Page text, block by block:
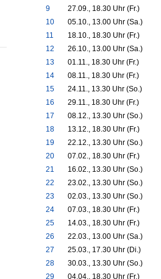
9
27.09., 18.30 Uhr (Fr.)
10
05.10., 13.00 Uhr (Sa.)
11
18.10., 18.30 Uhr (Fr.)
12
26.10., 13.00 Uhr (Sa.)
13
01.11., 18.30 Uhr (Fr.)
14
08.11., 18.30 Uhr (Fr.)
15
24.11., 13.30 Uhr (So.)
16
29.11., 18.30 Uhr (Fr.)
17
08.12., 13.30 Uhr (So.)
18
13.12., 18.30 Uhr (Fr.)
19
22.12., 13.30 Uhr (So.)
20
07.02., 18.30 Uhr (Fr.)
21
16.02., 13.30 Uhr (So.)
22
23.02., 13.30 Uhr (So.)
23
02.03., 13.30 Uhr (So.)
24
07.03., 18.30 Uhr (Fr.)
25
14.03., 18.30 Uhr (Fr.)
26
22.03., 13.00 Uhr (Sa.)
27
25.03., 17.30 Uhr (Di.)
28
30.03., 13.30 Uhr (So.)
29
04.04., 18.30 Uhr (Fr.)